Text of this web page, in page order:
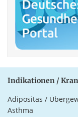
Indikationen /
Adipositas /
Asthma